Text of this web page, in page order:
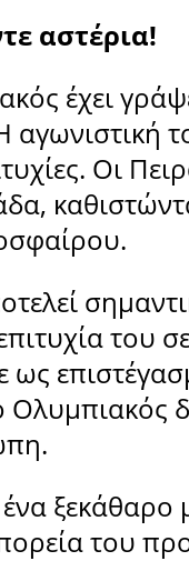
αστέρια!
έχει
Οι
του
ως
Ολυμπιακός
ξεκάθαρο
του